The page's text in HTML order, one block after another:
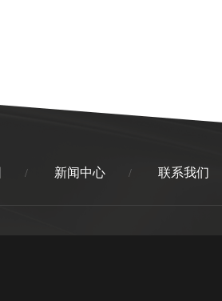
/ 新闻中心 / 联系我们